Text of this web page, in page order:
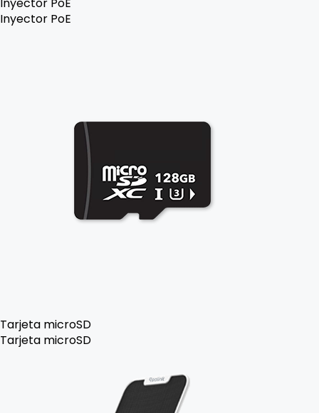
Inyector PoE
Inyector PoE
Tarjeta microSD
Tarjeta microSD